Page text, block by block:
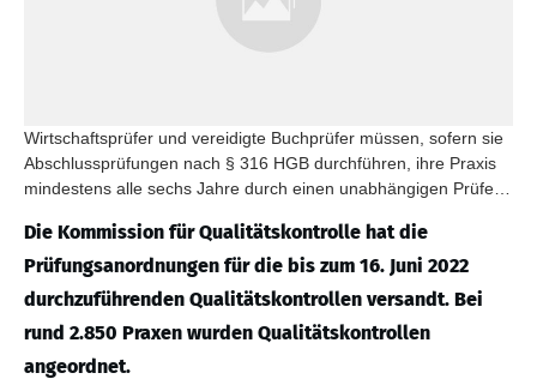
Wirtschaftsprüfer und vereidigte Buchprüfer müssen, sofern sie
Abschlussprüfungen nach § 316 HGB durchführen, ihre Praxis
mindestens alle sechs Jahre durch einen unabhängigen Prüfer
Die Kommission für Qualitätskontrolle hat die
Prüfungsanordnungen für die bis zum 16. Juni 2022
durchzuführenden Qualitätskontrollen versandt. Bei
rund 2.850 Praxen wurden Qualitätskontrollen
angeordnet.